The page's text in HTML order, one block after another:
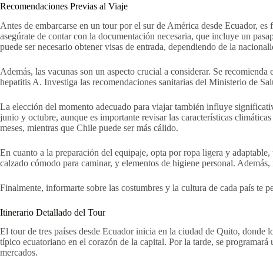
Recomendaciones Previas al Viaje
Antes de embarcarse en un tour por el sur de América desde Ecuador,
asegúrate de contar con la documentación necesaria, que incluye un
puede ser necesario obtener visas de entrada, dependiendo de la
Además, las vacunas son un aspecto crucial a considerar. Se
hepatitis A. Investiga las recomendaciones sanitarias del Ministerio de
La elección del momento adecuado para viajar también influye
junio y octubre, aunque es importante revisar las características
meses, mientras que Chile puede ser más cálido.
En cuanto a la preparación del equipaje, opta por ropa ligera y
calzado cómodo para caminar, y elementos de higiene personal.
Finalmente, informarte sobre las costumbres y la cultura de cada país te
Itinerario Detallado del Tour
El tour de tres países desde Ecuador inicia en la ciudad de Quito,
típico ecuatoriano en el corazón de la capital. Por la tarde, se
mercados.